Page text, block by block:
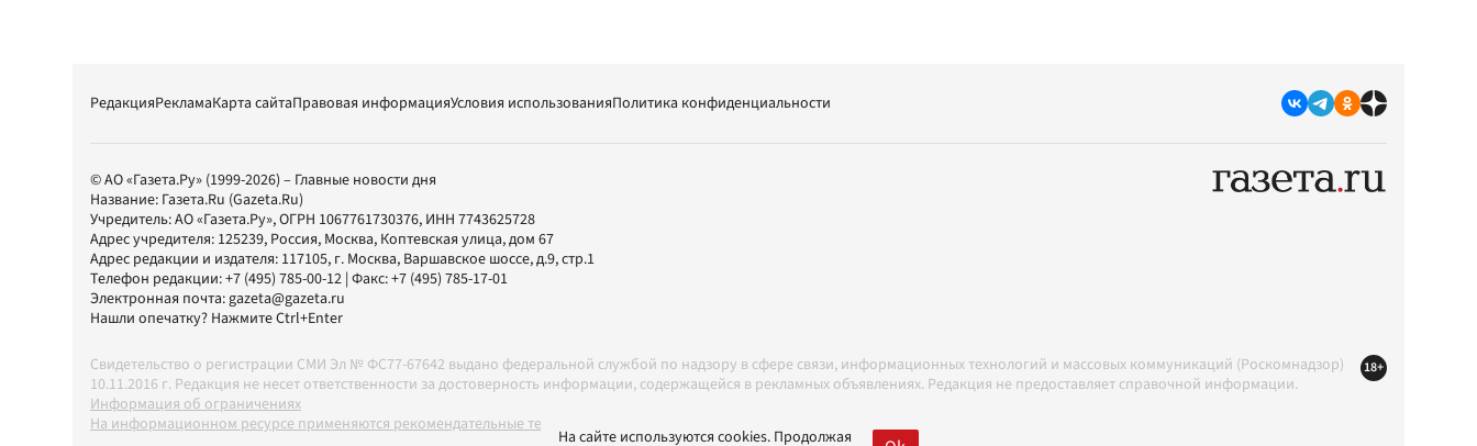
РедакцияРекламаКарта сайтаПравовая информацияУсловия использованияПолитика конфиденциальности
© АО «Газета.Ру» (1999-2026) – Главные новости дня
Название: Газета.Ru (Gazeta.Ru)
Учредитель:АО «Газета.Ру», ОГРН 1067761730376, ИНН 7743625728
Адрес учредителя: 125239, Россия, Москва, Коптевская улица, дом 67
Адрес редакции и издателя: 117105, г. Москва, Варшавское шоссе, д.9, стр.1
Телефон редакции:+7 (495) 785-00-12 | Факс:+7 (495) 785-17-01
Электронная почта:gazeta@gazeta.ru
Нашли опечатку? Нажмите Ctrl+Enter
Свидетельство о регистрации СМИ Эл № ФС77-67642 выдано федеральной службой по надзору в сфере связи, информационных технологий и массовых коммуникаций (Роскомнадзор)
10.11.2016 г. Редакция не несет ответственности за достоверность информации, содержащейся в рекламных объявлениях. Редакция не предоставляет справочной информации.
Информация об ограничениях
На информационном ресурсе применяются рекомендательные технологии в соответствии с Правилами
18+
На сайте используются cookies. Продолжая